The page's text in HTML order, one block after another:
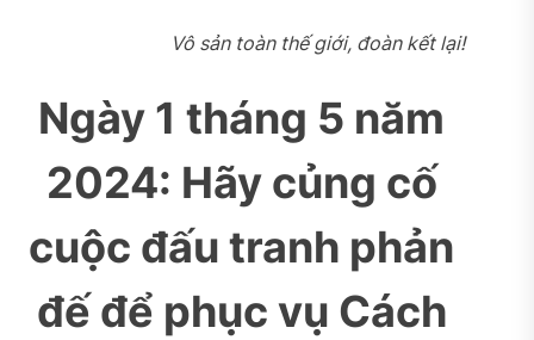
Vô sản toàn thế giới, đoàn kết lại!
Ngày 1 tháng 5 năm
2024: Hãy củng cố
cuộc đấu tranh phản
đế để phục vụ Cách